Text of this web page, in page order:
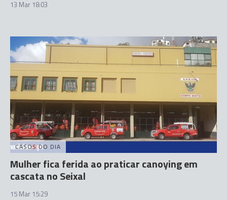
13 Mar 18:03
CASOS DO DIA
Mulher fica ferida ao praticar canoying em
cascata no Seixal
15 Mar 15:29